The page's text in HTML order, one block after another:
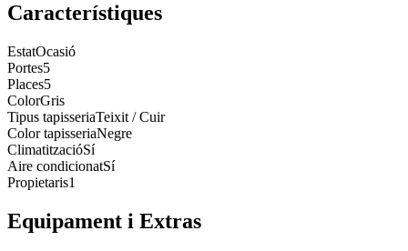
Característiques
EstatOcasió
Portes5
Places5
ColorGris
Tipus tapisseriaTeixit / Cuir
Color tapisseriaNegre
ClimatitzacióSí
Aire condicionatSí
Propietaris1
Equipament i Extras